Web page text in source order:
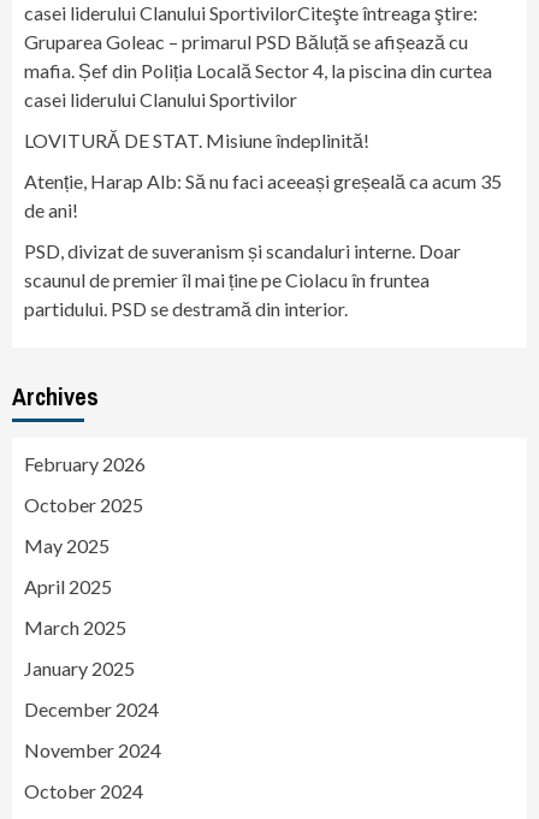
casei liderului Clanului SportivilorCiteşte întreaga ştire:
Gruparea Goleac – primarul PSD Băluță se afișează cu
mafia. Șef din Poliția Locală Sector 4, la piscina din curtea
casei liderului Clanului Sportivilor
LOVITURĂ DE STAT. Misiune îndeplinită!
Atenție, Harap Alb: Să nu faci aceeași greșeală ca acum 35
de ani!
PSD, divizat de suveranism și scandaluri interne. Doar
scaunul de premier îl mai ține pe Ciolacu în fruntea
partidului. PSD se destramă din interior.
Archives
February 2026
October 2025
May 2025
April 2025
March 2025
January 2025
December 2024
November 2024
October 2024